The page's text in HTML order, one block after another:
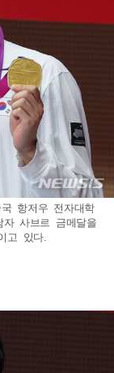
항저우 전자대학
사브르 금메달을
고 있다.